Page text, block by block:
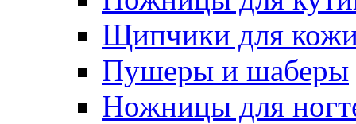
Щипчики для
Пушеры и шаберы
Ножницы для